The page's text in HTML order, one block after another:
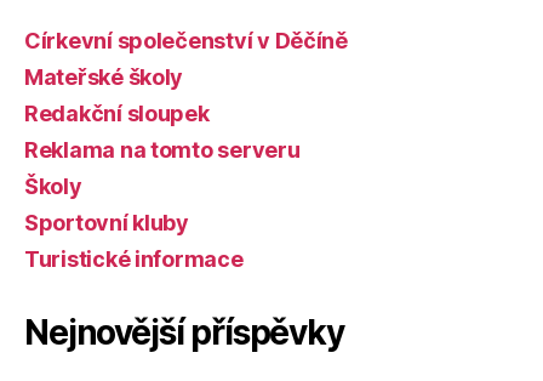
Církevní společenství v Děčíně
Mateřské školy
Redakční sloupek
Reklama na tomto serveru
Školy
Sportovní kluby
Turistické informace
Nejnovější příspěvky